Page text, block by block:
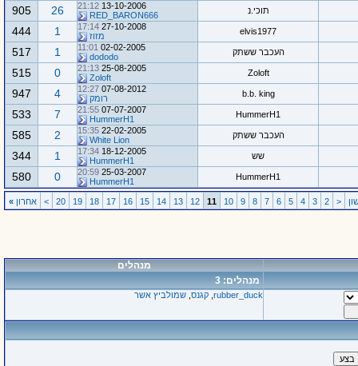
תוכי.נ 13-10-2006
21:12
RED_BARON666
26
905
elvis1977
27-10-2008
17:14
מזוז
1
444
העכבר ששתק 02-02-2005
11:01
dododo
1
517
Zoloft
25-08-2005
21:13
Zoloft
0
515
b.b. king
07-08-2012
12:27
רומק
4
947
HummerH1
07-07-2007
21:55
HummerH1
7
533
העכבר ששתק 22-02-2005
15:35
White Lion
2
585
שש 18-12-2005
17:34
HummerH1
1
344
HummerH1
25-03-2007
20:59
HummerH1
0
580
<
2
3
4
5
6
7
8
9
10
11
12
13
14
15
16
17
18
19
20
> אחרון »
מנהלים
מנהלים: 3
rubber_duck קגנס שמולביץ אשר